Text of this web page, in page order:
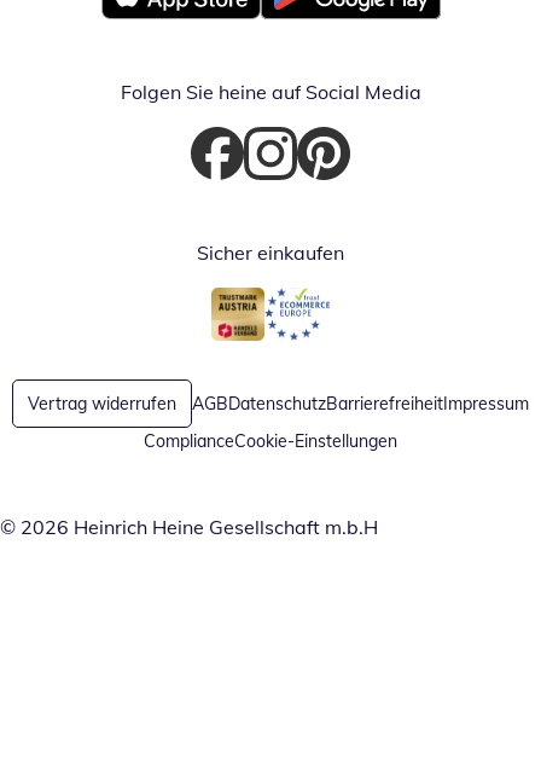
Öffnet in neuem FensterÖffnet in neuem Fenster
Folgen Sie heine auf Social Media
Öffnet in neuem Fenster
Öffnet in neuem Fenster
Öffnet in neuem Fenster
Sicher einkaufen
Öffnet in neuem Fenster
Öffnet in neuem Fenster
Vertrag widerrufen AGBDatenschutzBarrierefreiheitImpressum
ComplianceCookie-Einstellungen
© 2026 Heinrich Heine Gesellschaft m.b.H